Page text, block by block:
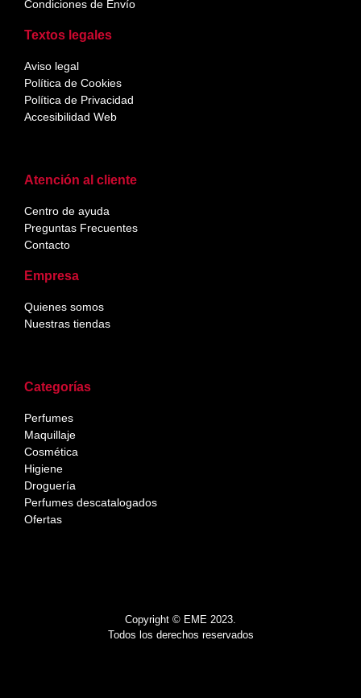
Copyright © EME 2023.
Todos los derechos reservados
Categorías
Perfumes
Maquillaje
Cosmética
Higiene
Droguería
Perfumes descatalogados
Ofertas
Atención al cliente
Centro de ayuda
Preguntas Frecuentes
Contacto
Empresa
Quienes somos
Nuestras tiendas
Condiciones de Envío
Textos legales
Aviso legal
Política de Cookies
Política de Privacidad
Accesibilidad Web